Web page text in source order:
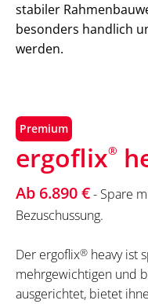
Premium
ergoflix®
Ab 6.890 €- Spare
Bezuschussung.
Der ergoflix® heavy ist
mehrgewichtigen und
ausgerichtet, bietet
stabiler
besonders handlich
werden.